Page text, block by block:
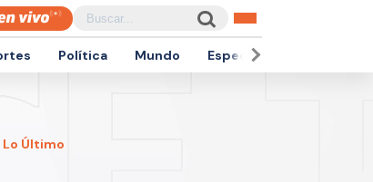
Política Mundo Espectáculos
Lo Último